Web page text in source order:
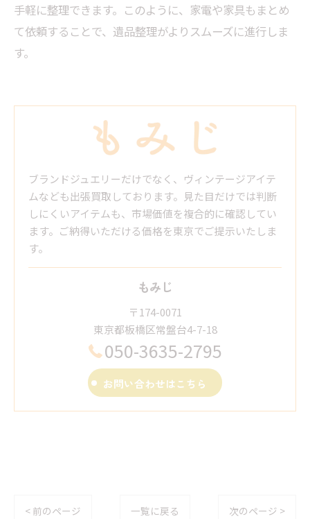
手軽に整理できます。このように、家電や家具もまとめ
て依頼することで、遺品整理がよりスムーズに進行しま
す。
ブランドジュエリーだけでなく、ヴィンテージアイテ
ムなども出張買取しております。見た目だけでは判断
しにくいアイテムも、市場価値を複合的に確認してい
ます。ご納得いただける価格を東京でご提示いたしま
す。
もみじ
〒174-0071
東京都板橋区常盤台4-7-18
050-3635-2795
お問い合わせはこちら
< 前のページ 一覧に戻る 次のページ >